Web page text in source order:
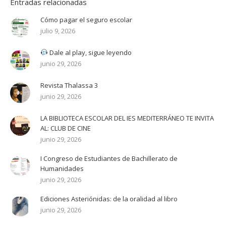
Cómo pagar el seguro escolar
julio 9, 2026
Dale al play, sigue leyendo
junio 29, 2026
Revista Thalassa 3
junio 29, 2026
LA BIBLIOTECA ESCOLAR DEL IES MEDITERRÁNEO TE INVITA
AL: CLUB DE CINE
junio 29, 2026
I Congreso de Estudiantes de Bachillerato de
Humanidades
junio 29, 2026
Ediciones Asteriónidas: de la oralidad al libro
junio 29, 2026